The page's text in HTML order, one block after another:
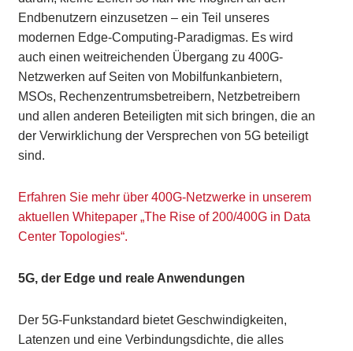
Endbenutzern einzusetzen – ein Teil unseres
modernen Edge-Computing-Paradigmas. Es wird
auch einen weitreichenden Übergang zu 400G-
Netzwerken auf Seiten von Mobilfunkanbietern,
MSOs, Rechenzentrumsbetreibern, Netzbetreibern
und allen anderen Beteiligten mit sich bringen, die an
der Verwirklichung der Versprechen von 5G beteiligt
sind.
Erfahren Sie mehr über 400G-Netzwerke in unserem
aktuellen Whitepaper „The Rise of 200/400G in Data
Center Topologies“.
5G, der Edge und reale Anwendungen
Der 5G-Funkstandard bietet Geschwindigkeiten,
Latenzen und eine Verbindungsdichte, die alles